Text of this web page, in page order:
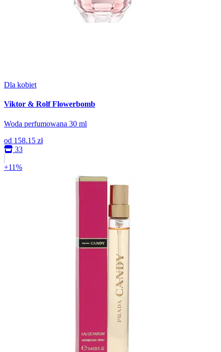
Dla kobiet
Viktor & Rolf Flowerbomb
Woda perfumowana 30 ml
od 158.15 zł
33
+11%